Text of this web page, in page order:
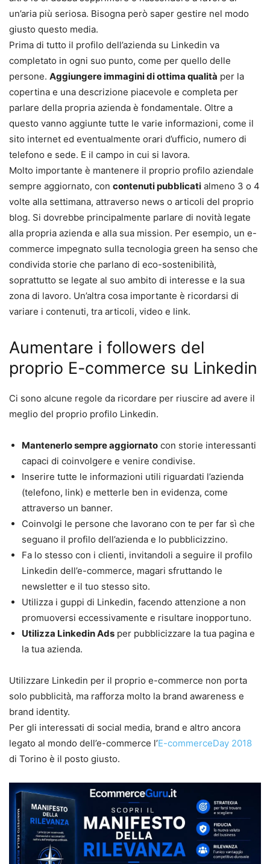
un’aria più seriosa. Bisogna però saper gestire nel modo
giusto questo media.
Prima di tutto il profilo dell’azienda su Linkedin va
completato in ogni suo punto, come per quello delle
persone. Aggiungere immagini di ottima qualità per la
copertina e una descrizione piacevole e completa per
parlare della propria azienda è fondamentale. Oltre a
questo vanno aggiunte tutte le varie informazioni, come il
sito internet ed eventualmente orari d’ufficio, numero di
telefono e sede. E il campo in cui si lavora.
Molto importante è mantenere il proprio profilo aziendale
sempre aggiornato, con contenuti pubblicati almeno 3 o 4
volte alla settimana, attraverso news o articoli del proprio
blog. Si dovrebbe principalmente parlare di novità legate
alla propria azienda e alla sua mission. Per esempio, un e-
commerce impegnato sulla tecnologia green ha senso che
condivida storie che parlano di eco-sostenibilità,
soprattutto se legate al suo ambito di interesse e la sua
zona di lavoro. Un’altra cosa importante è ricordarsi di
variare i contenuti, tra articoli, video e link.
Aumentare i followers del
proprio E-commerce su Linkedin
Ci sono alcune regole da ricordare per riuscire ad avere il
meglio del proprio profilo Linkedin.
Mantenerlo sempre aggiornato con storie interessanti
capaci di coinvolgere e venire condivise.
Inserire tutte le informazioni utili riguardati l’azienda
(telefono, link) e metterle ben in evidenza, come
attraverso un banner.
Coinvolgi le persone che lavorano con te per far sì che
seguano il profilo dell’azienda e lo pubblicizzino.
Fa lo stesso con i clienti, invitandoli a seguire il profilo
Linkedin dell’e-commerce, magari sfruttando le
newsletter e il tuo stesso sito.
Utilizza i guppi di Linkedin, facendo attenzione a non
promuoversi eccessivamente e risultare inopportuno.
Utilizza Linkedin Ads per pubblicizzare la tua pagina e
la tua azienda.
Utilizzare Linkedin per il proprio e-commerce non porta
solo pubblicità, ma rafforza molto la brand awareness e
brand identity.
Per gli interessati di social media, brand e altro ancora
legato al mondo dell’e-commerce l’E-commerceDay 2018
di Torino è il posto giusto.